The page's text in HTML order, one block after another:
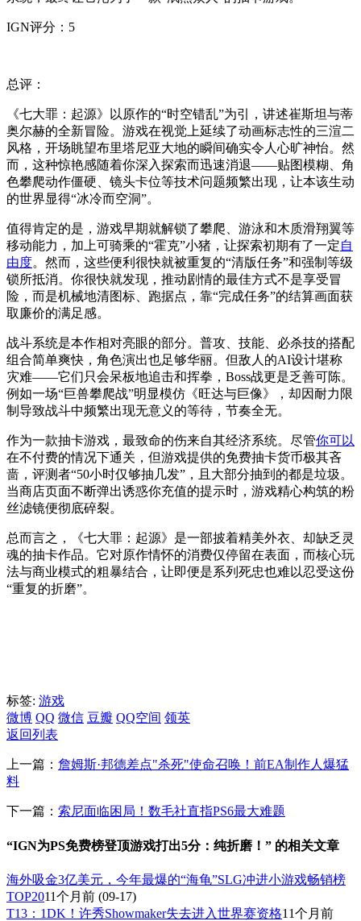
IGN评分：5
总评：
《七大罪：起源》以原作的“时空错乱”为引，讲述崔斯坦与蒂
奥尔赫的全新冒险。游戏在视觉上延续了动画标志性的三渲二
风格，开场眺望布里塔尼亚大地的瞬间确实令人心旷神怡。然
而，这种惊艳感随着你深入探索而迅速消退——贴图模糊、角
色攀爬动作僵硬、镜头卡位等技术问题频繁出现，让本该生动
的世界显得“冰冷而空洞”。
值得肯定的是，游戏早期就解锁了攀爬、游泳和木质滑翔翼等
移动能力，加上可骑乘的“霍克”小猪，让探索初期有了一定自
由度。然而，这些便利很快就被重复的“清版任务”和强制等级
锁所抵消。你很快就发现，推动剧情的最佳方式不是享受冒
险，而是机械地清图标、跑据点，靠“完成任务”的结算画面获
取廉价的满足感。
战斗系统是本作相对亮眼的部分。普攻、技能、必杀技的搭配
组合简单爽快，角色演出也足够华丽。但敌人的AI设计堪称
灾难——它们只会呆板地追击和挥拳，Boss战更是乏善可陈。
例如一场“巨兽攀爬战”明显模仿《旺达与巨像》，却因耐力限
制导致战斗中频繁出现无意义的等待，节奏全无。
作为一款抽卡游戏，最致命的伤来自其经济系统。尽管你可以
在不付费的情况下通关，但游戏提供的免费抽卡货币极其吝
啬，评测者“50小时仅够抽几发”，且大部分抽到的都是垃圾。
当商店页面不断弹出诱惑你充值的提示时，游戏精心构筑的粉
丝滤镜便彻底碎裂。
总而言之，《七大罪：起源》是一部披着精美外衣、却缺乏灵
魂的抽卡作品。它对原作情怀的消费仅停留在表面，而核心玩
法与商业模式的粗暴结合，让即便是系列死忠也难以忍受这份
“重复的折磨”。
标签: 游戏
微博 QQ 微信 豆瓣 QQ空间 领英
返回列表
上一篇： 詹姆斯·邦德差点"杀死"使命召唤！前EA制作人爆猛
料
下一篇： 索尼面临困局！数毛社直指PS6最大难题
“IGN为PS免费榜登顶游戏打出5分：纯折磨！” 的相关文章
海外吸金3亿美元，今年最爆的“海龟”SLG冲进小游戏畅销榜
TOP2011个月前 (09-17)
T13：1DK！许秀Showmaker失去进入世界赛资格11个月前